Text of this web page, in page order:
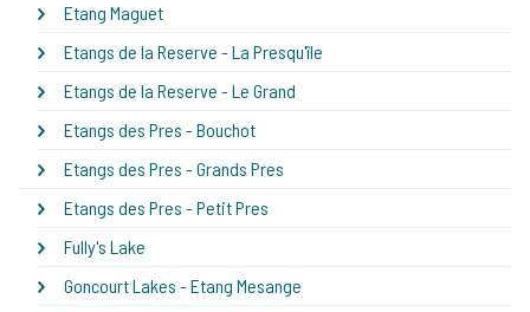
Etang Maguet
Etangs de la Reserve - La Presqu'île
Etangs de la Reserve - Le Grand
Etangs des Pres - Bouchot
Etangs des Pres - Grands Pres
Etangs des Pres - Petit Pres
Fully's Lake
Goncourt Lakes - Etang Mesange